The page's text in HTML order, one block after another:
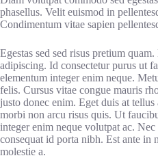
phasellus. Velit euismod in
Condimentum vitae sapien
Egestas sed sed risus pretium
adipiscing. Id consectetur purus ut
elementum integer enim neque.
felis. Cursus vitae congue mauris
justo donec enim. Eget duis at
morbi non arcu risus quis. Ut
integer enim neque volutpat ac.
consequat id porta nibh. Est ante in
molestie a.